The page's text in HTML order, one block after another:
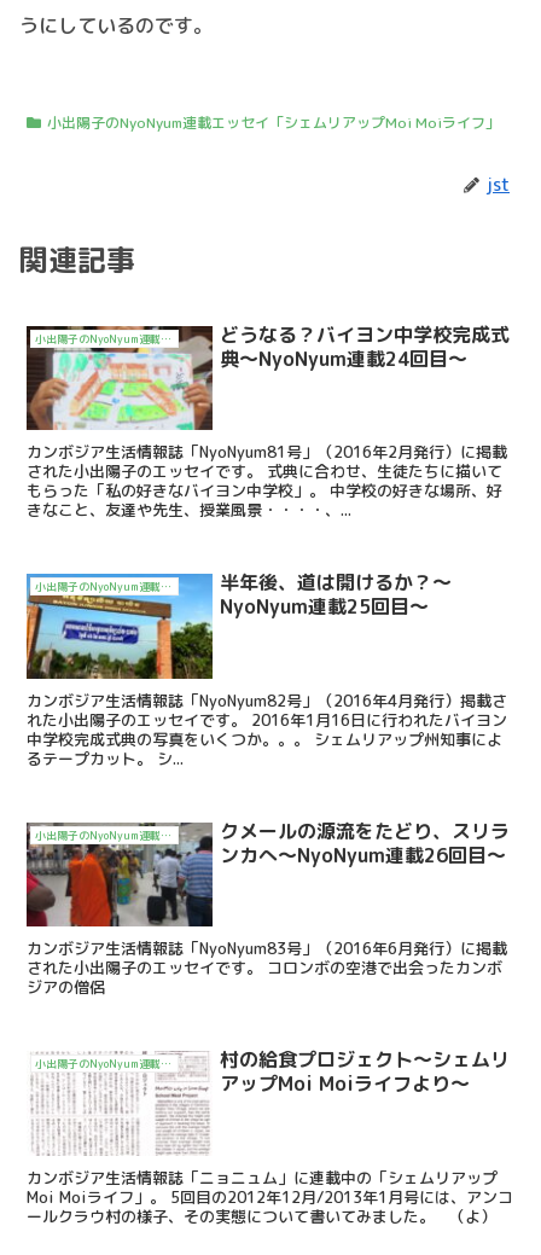
うにしているのです。
小出陽子のNyoNyum連載エッセイ「シェムリアップMoi Moiライフ」
jst
関連記事
小出陽子のNyoNyum連載エッセイ「シェムリアップMoi Moiライフ」
どうなる？バイヨン中学校完成式
典～NyoNyum連載24回目～
カンボジア生活情報誌「NyoNyum81号」（2016年2月発行）に掲載
された小出陽子のエッセイです。 式典に合わせ、生徒たちに描いて
もらった「私の好きなバイヨン中学校」。 中学校の好きな場所、好
きなこと、友達や先生、授業風景・・・・、...
小出陽子のNyoNyum連載エッセイ「シェムリアップMoi Moiライフ」
半年後、道は開けるか？～
NyoNyum連載25回目～
カンボジア生活情報誌「NyoNyum82号」（2016年4月発行）掲載さ
れた小出陽子のエッセイです。 2016年1月16日に行われたバイヨン
中学校完成式典の写真をいくつか。。。 シェムリアップ州知事によ
るテープカット。 シ...
小出陽子のNyoNyum連載エッセイ「シェムリアップMoi Moiライフ」
クメールの源流をたどり、スリラ
ンカへ～NyoNyum連載26回目～
カンボジア生活情報誌「NyoNyum83号」（2016年6月発行）に掲載
された小出陽子のエッセイです。 コロンボの空港で出会ったカンボ
ジアの僧侶
小出陽子のNyoNyum連載エッセイ「シェムリアップMoi Moiライフ」
村の給食プロジェクト～シェムリ
アップMoi Moiライフより～
カンボジア生活情報誌「ニョニュム」に連載中の「シェムリアップ
Moi Moiライフ」。 5回目の2012年12月/2013年1月号には、アンコ
ールクラウ村の様子、その実態について書いてみました。 （よ）